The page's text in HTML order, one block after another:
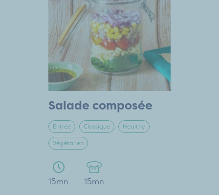
Salade composée
Entrée Classique Healthy
Végétarien
15mn 15mn